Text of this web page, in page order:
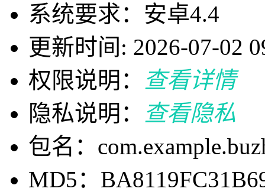
系统要求：安卓4.4
更新时间: 2026-07-02
权限说明：
查看详情
隐私说明：
查看隐私
包名：
MD5：